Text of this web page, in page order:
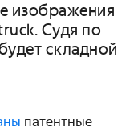
изображения
Судя по
складной
патентные